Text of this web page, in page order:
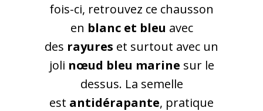
fois-ci, retrouvez ce chausson
en blanc et bleu avec
des rayures et surtout avec un
joli nœud bleu marine sur le
dessus. La semelle
est antidérapante, pratique